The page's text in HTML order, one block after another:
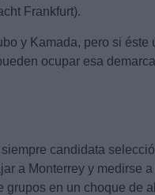
Frankfurt).
y Kamada, pero si éste
ocupar esa
candidata
a Monterrey y medirse
grupos en un choque de